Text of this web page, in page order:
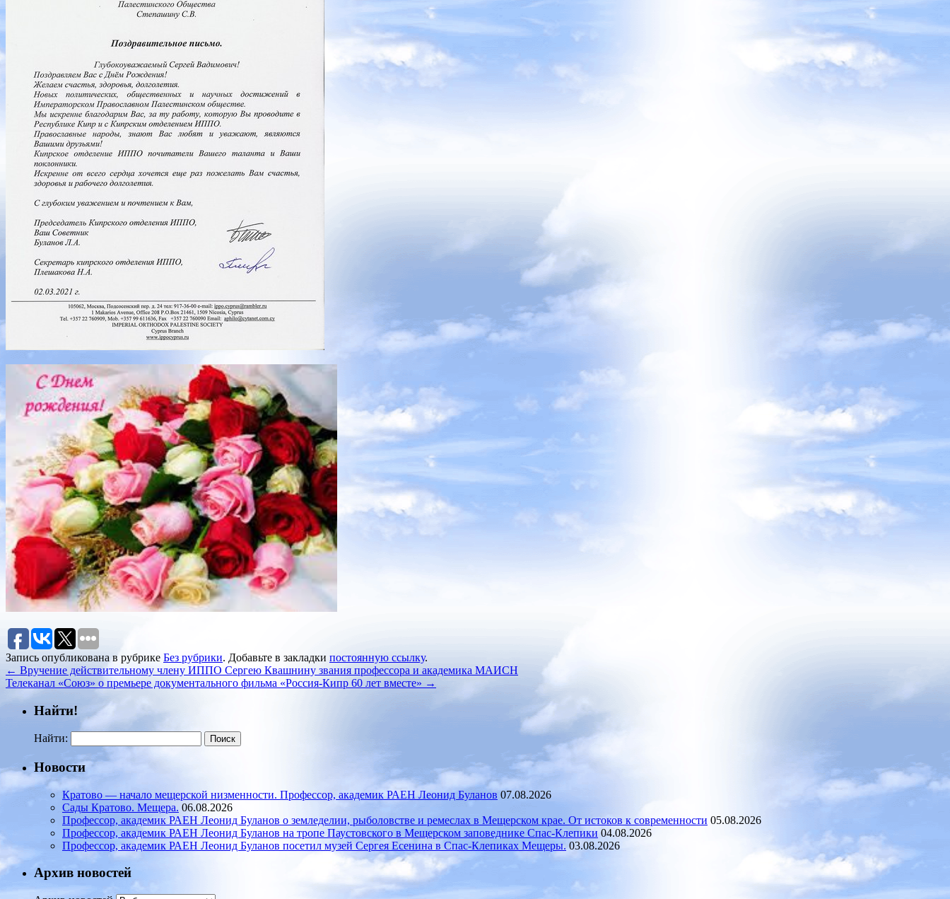
Запись опубликована в рубрике Без рубрики. Добавьте в закладки постоянную ссылку.
← Вручение действительному члену ИППО Сергею Квашнину звания профессора и академика МАИСН
Телеканал «Союз» о премьере документального фильма «Россия-Кипр 60 лет вместе» →
Найти!
Найти:
Новости
Кратово — начало мещерской низменности. Профессор, академик РАЕН Леонид Буланов 07.08.2026
Сады Кратово. Мещера. 06.08.2026
Профессор, академик РАЕН Леонид Буланов о земледелии, рыболовстве и ремеслах в Мещерском крае. От истоков к современности 05.08.2026
Профессор, академик РАЕН Леонид Буланов на тропе Паустовского в Мещерском заповеднике Спас-Клепики 04.08.2026
Профессор, академик РАЕН Леонид Буланов посетил музей Сергея Есенина в Спас‑Клепиках Мещеры. 03.08.2026
Архив новостей